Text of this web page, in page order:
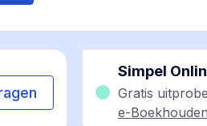
Simpel
Gratis
e-Boekhouden